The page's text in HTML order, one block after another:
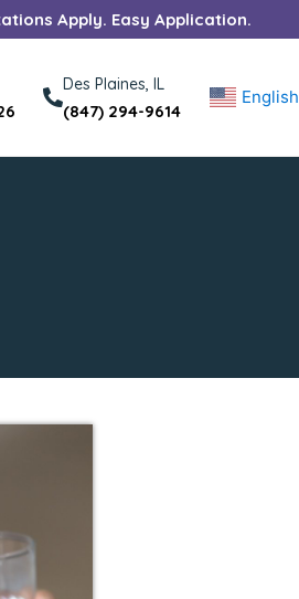
Apply. Easy Application.
Des Plaines, IL
(847) 294-9614
English